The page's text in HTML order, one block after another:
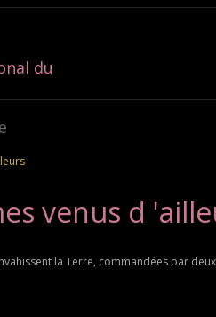
du
venus d
la Terre, commandées par